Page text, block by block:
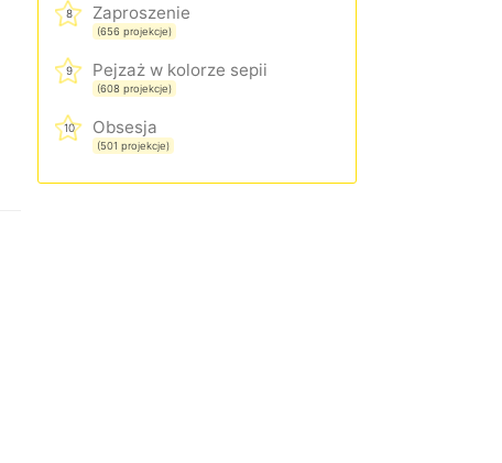
8 Zaproszenie
(656 projekcje)
9 Pejzaż w kolorze sepii
(608 projekcje)
10 Obsesja
(501 projekcje)